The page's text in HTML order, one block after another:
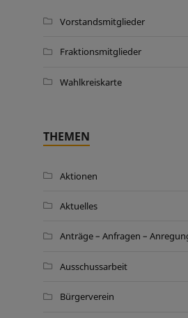
Vorstandsmitglieder
Fraktionsmitglieder
Wahlkreiskarte
THEMEN
Aktionen
Aktuelles
Anträge – Anfragen –
Ausschussarbeit
Bürgerverein